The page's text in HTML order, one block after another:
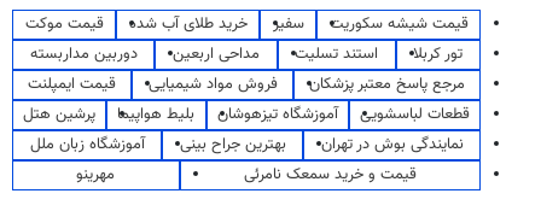
قیمت شیشه سکوریت سفیر خرید طلای آب شده
قیمت موکت
تور کربلا
استند تسلیت مداحی اربعین
دوربین مداربسته
مرجع پاسخ معتبر پزشکان
فروش مواد شیمیایی
قیمت ایمپلنت
قطعات لباسشویی
آموزشگاه تیزهوشان بلیط هواپیما
پرشین هتل
نمایندگی بوش در تهران
بهترین جراح بینی
آموزشگاه زبان ملل
قیمت و خرید سمعک نامرئی
مهرینو